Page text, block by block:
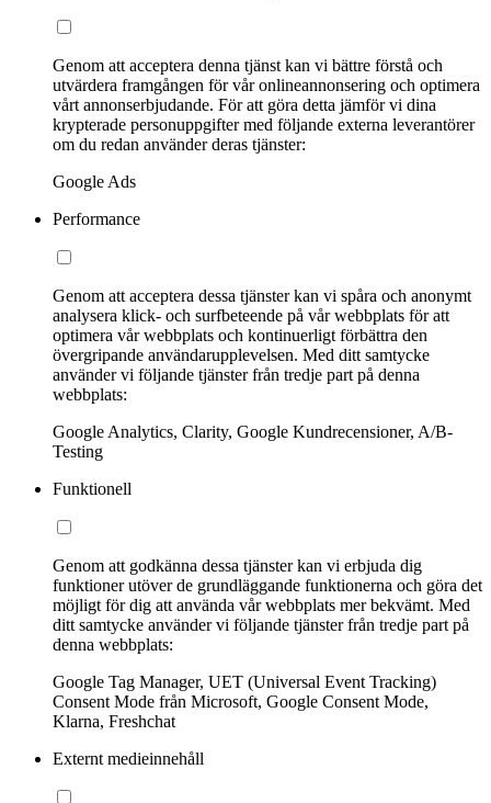
Genom att acceptera denna tjänst kan vi bättre förstå och
utvärdera framgången för vår onlineannonsering och optimera
vårt annonserbjudande. För att göra detta jämför vi dina
krypterade personuppgifter med följande externa leverantörer
om du redan använder deras tjänster:
Google Ads
Performance
Genom att acceptera dessa tjänster kan vi spåra och anonymt
analysera klick- och surfbeteende på vår webbplats för att
optimera vår webbplats och kontinuerligt förbättra den
övergripande användarupplevelsen. Med ditt samtycke
använder vi följande tjänster från tredje part på denna
webbplats:
Google Analytics, Clarity, Google Kundrecensioner, A/B-
Testing
Funktionell
Genom att godkänna dessa tjänster kan vi erbjuda dig
funktioner utöver de grundläggande funktionerna och göra det
möjligt för dig att använda vår webbplats mer bekvämt. Med
ditt samtycke använder vi följande tjänster från tredje part på
denna webbplats:
Google Tag Manager, UET (Universal Event Tracking)
Consent Mode från Microsoft, Google Consent Mode,
Klarna, Freshchat
Externt medieinnehåll